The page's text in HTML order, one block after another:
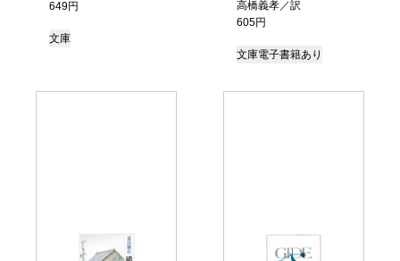
649円
文庫
高橋義孝／訳
605円
文庫電子書籍あり